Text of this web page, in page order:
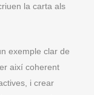
la carta als
exemple clar de
així coherent
i crear